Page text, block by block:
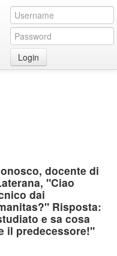
Login
docente di
"Ciao
dai
Risposta:
e sa cosa
il predecessore!"